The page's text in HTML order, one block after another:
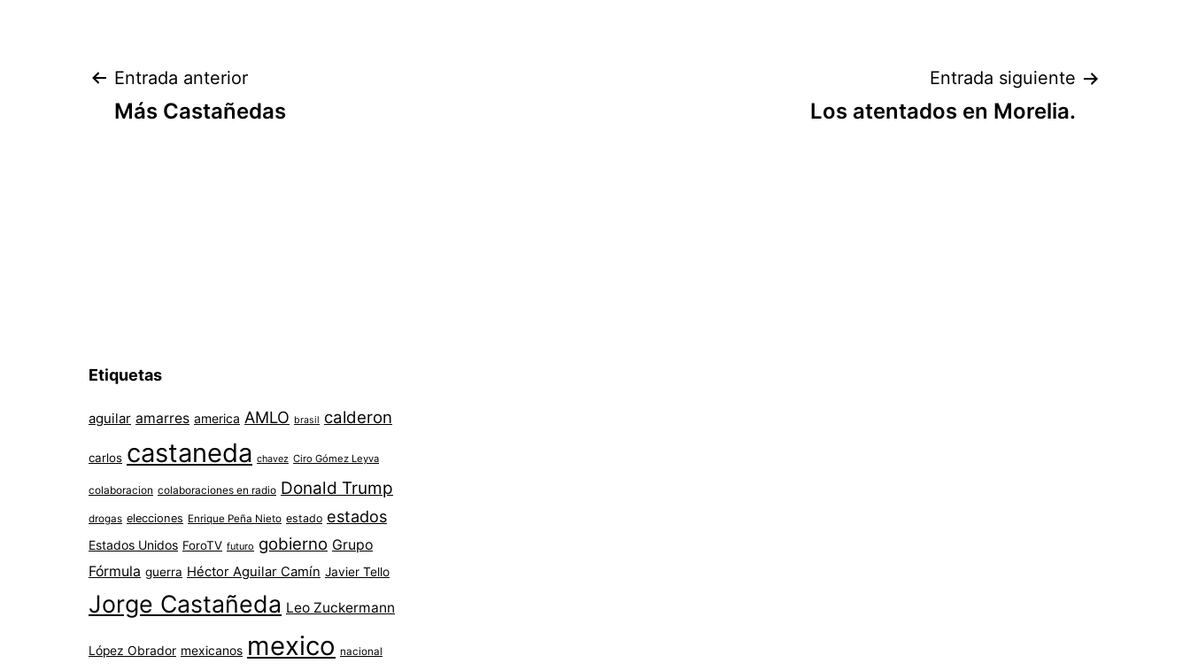
Navegación
Entrada anterior
Más Castañedas
Entrada siguiente
Los atentados en Morelia.
Etiquetas
aguilar amarres america AMLO brasil calderon
carlos castaneda chavez Ciro Gómez Leyva
colaboracion colaboraciones en radio Donald Trump
drogas elecciones Enrique Peña Nieto estado estados
Estados Unidos ForoTV futuro gobierno Grupo
Fórmula guerra Héctor Aguilar Camín Javier Tello
Jorge Castañeda Leo Zuckermann
López Obrador mexicanos mexico nacional